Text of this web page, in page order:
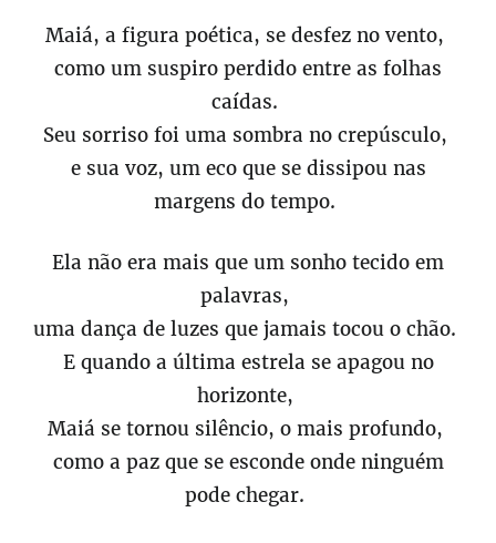
Maiá, a figura poética, se desfez no vento,
como um suspiro perdido entre as folhas
caídas.
Seu sorriso foi uma sombra no crepúsculo,
e sua voz, um eco que se dissipou nas
margens do tempo.
Ela não era mais que um sonho tecido em
palavras,
uma dança de luzes que jamais tocou o chão.
E quando a última estrela se apagou no
horizonte,
Maiá se tornou silêncio, o mais profundo,
como a paz que se esconde onde ninguém
pode chegar.